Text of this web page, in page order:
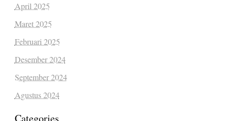
April 2025
Maret 2025
Februari 2025
Desember 2024
September 2024
Agustus 2024